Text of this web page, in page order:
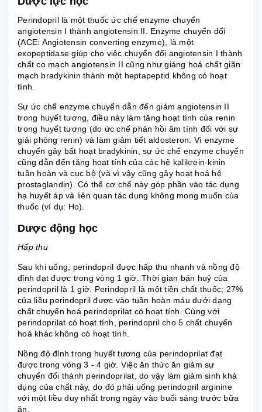
Perindoprillà một thuốc ức chế enzyme chuyển
angiotensin I thành angiotensin II . Enzyme chuyển đổi
(ACE: Angiotensin converting enzyme), là một
exopeptidase giúp cho việc chuyển đổi angiotensin I thành
chất co mạch angiotensin II cũng như giáng hoá chất giãn
mạch bradykinin thành một heptapeptid không có hoạt
tính.
Sự ức chế enzyme chuyển dẫn đến giảm angiotensin II
trong huyết tương, điều này làm tăng hoạt tính của renin
trong huyết tương (do ức chế phản hồi âm tính đối với sự
giải phóng renin) và làm giảm tiết aldosteron. Vì enzyme
chuyển gây bất hoạt bradykinin, sự ức chế enzyme chuyển
cũng dẫn đến tăng hoạt tính của các hệ kalikrein-kinin
tuần hoàn và cục bộ (và vì vậy cũng gây hoạt hoá hệ
prostaglandin). Có thể cơ chế này góp phần vào tác dụng
hạ huyết áp và liên quan tác dụng không mong muốn của
thuốc (ví dụ: Ho).
Dược động học
Hấp thu
Sau khi uống, perindopril được hấp thu nhanh và nồng độ
đỉnh đạt được trong vòng 1 giờ. Thời gian bán huỷ của
perindopril là 1 giờ. Perindopril là một tiền chất thuốc; 27%
của liều perindopril được vào tuần hoàn máu dưới dạng
chất chuyển hoá perindoprilat có hoạt tính. Cùng với
perindoprilat có hoạt tính, perindopril cho 5 chất chuyển
hoá khác không có hoạt tính.
Nồng độ đỉnh trong huyết tương của perindoprilat đạt
được trong vòng 3 - 4 giờ. Việc ăn thức ăn giảm sự
chuyển đổi thành perindoprilat, do vậy làm giảm sinh khả
dụng của chất này, do đó phải uống perindopril arginine
với một liều duy nhất trong ngày vào buổi sáng trước bữa
ăn.